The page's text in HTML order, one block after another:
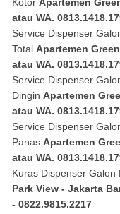
Kotor Apartemen
atau WA.
Service Dispenser
Total Apartemen
atau WA.
Service Dispenser
Dingin Apartemen
atau WA.
Service Dispenser
Panas Apartemen
atau WA.
Kuras Dispenser Galon
Park View - Jakarta
- 0822.9815.2217